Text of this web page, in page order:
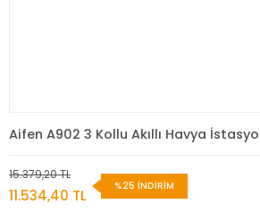
Aifen A902 3 Kollu Akıllı Havya
15.379,20 TL
11.534,40 TL
%25 İNDİRİM